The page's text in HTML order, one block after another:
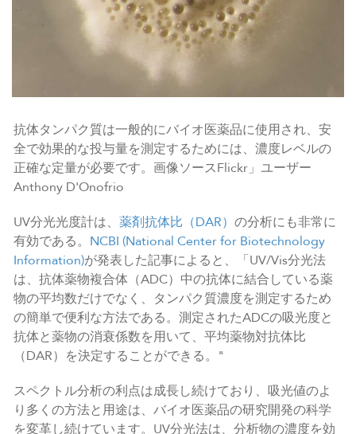
抗体タンパク質は一般的にバイオ医薬品に使用され、安
全で効果的な投与量を測定するためには、濃度レベルの
正確な定量が必要です。画像ソースFlickr」ユーザー
Anthony D'Onofrio
UV分光光度計は、 薬剤抗体比（DAR） の分析にも非常に
有効である。 NCBI (National Center for Biotechnology
Information)が発表した記事によると、「UV/Vis分光法
は、抗体薬物複合体（ADC）中の抗体に結合している薬
物の平均数だけでなく、タンパク質濃度を測定するため
の簡単で便利な方法である。測定されたADCの吸光度と
抗体と薬物の消衰係数を用いて、平均薬物対抗体比
（DAR）を決定することができる。"
スペクトル分析の利点は成長し続けており、吸光値のよ
り多くの方法と用途は、バイオ医薬品の研究開発の科学
を変革し続けています。UV分光法は、分析物の濃度を効